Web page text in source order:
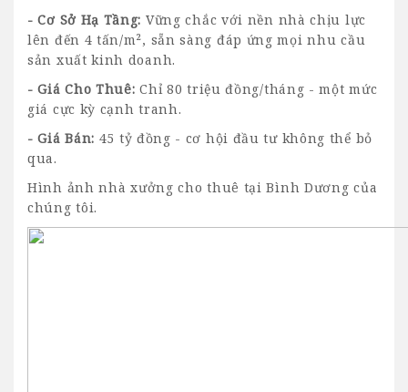
- Cơ Sở Hạ Tầng: Vững chắc với nền nhà chịu lực
lên đến 4 tấn/m², sẵn sàng đáp ứng mọi nhu cầu
sản xuất kinh doanh.
- Giá Cho Thuê:Chỉ 80 triệu đồng/tháng - một mức
giá cực kỳ cạnh tranh.
- Giá Bán: 45 tỷ đồng - cơ hội đầu tư không thể bỏ
qua.
Hình ảnhnhà xưởng cho thuê tại Bình Dương của
chúng tôi.